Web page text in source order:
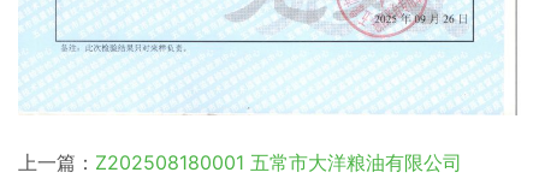
上一篇： Z202508180001 五常市大洋粮油有限公司